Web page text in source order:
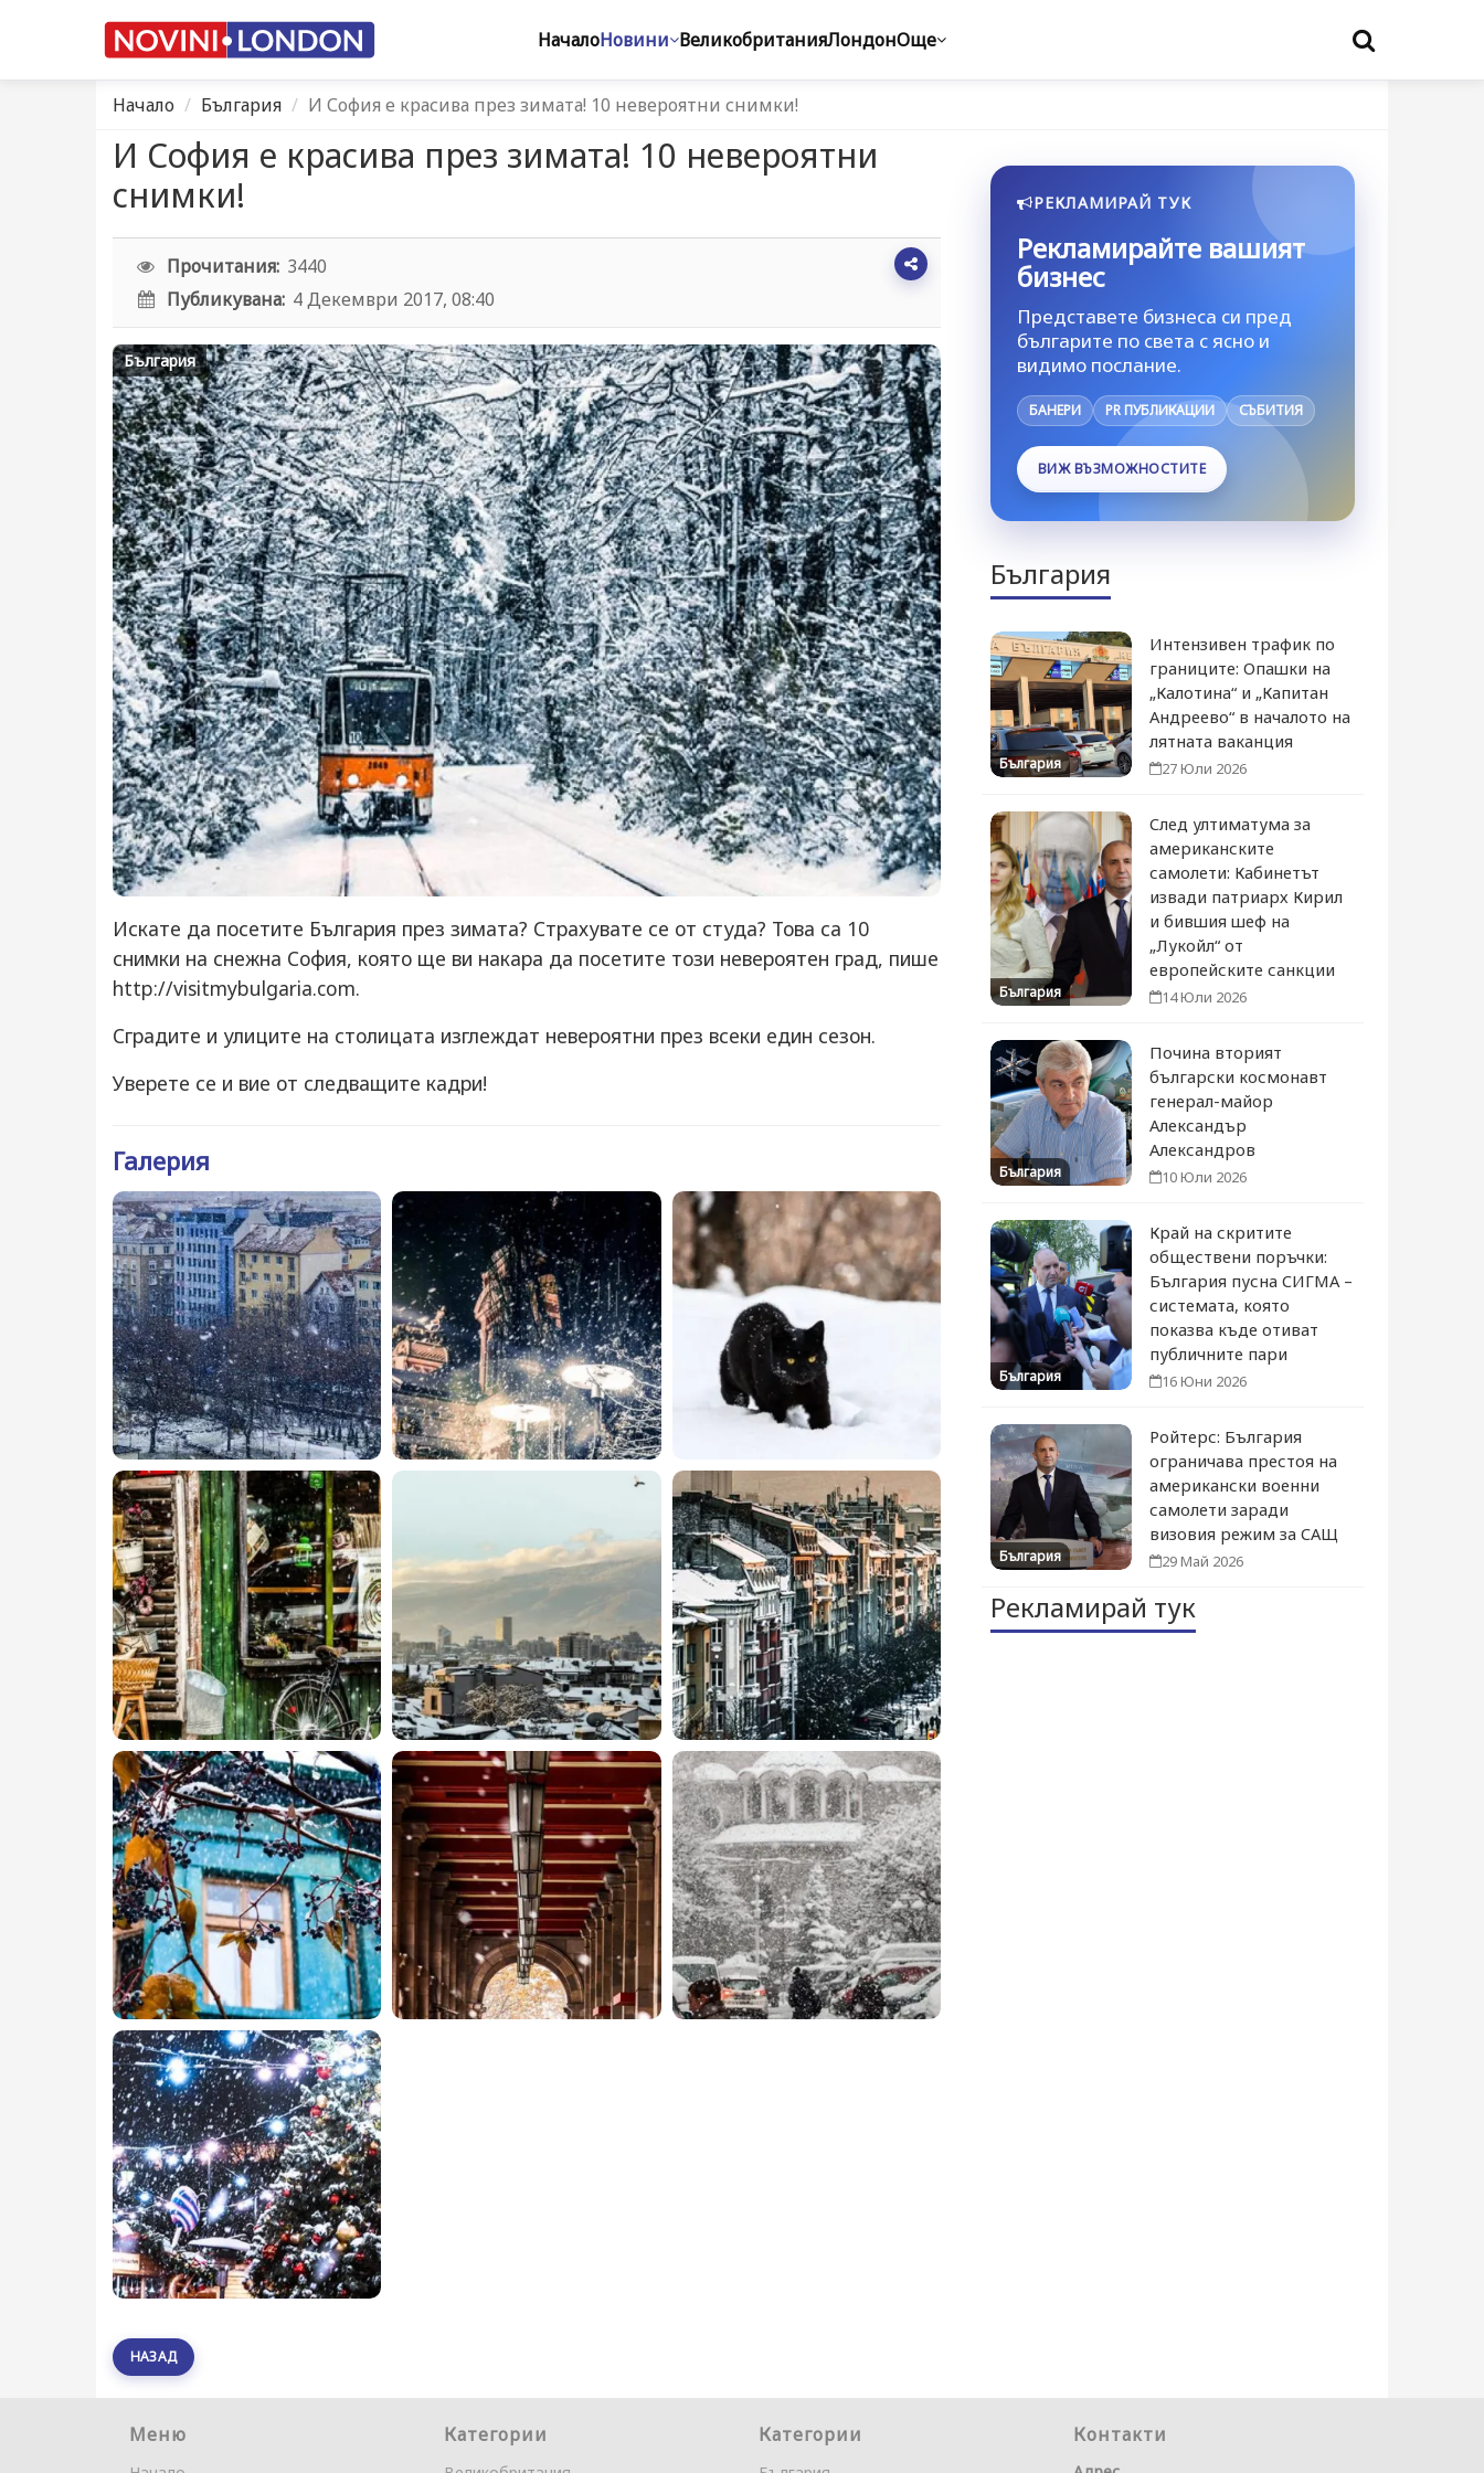
НачалоНовини ВеликобританияЛондонОще
Начало България И София е красива през зимата! 10 невероятни снимки!
И София е красива през зимата! 10 невероятни
снимки!
Прочитания: 3440
Публикувана: 4 Декември 2017, 08:40
България
Искате да посетите България през зимата? Страхувате се от студа? Това са 10
снимки на снежна София, която ще ви накара да посетите този невероятен град, пише
http://visitmybulgaria.com.
Сградите и улиците на столицата изглеждат невероятни през всеки един сезон.
Уверете се и вие от следващите кадри!
Галерия
НАЗАД
РЕКЛАМИРАЙ ТУК
Рекламирайте вашият
бизнес
Представете бизнеса си пред
българите по света с ясно и
видимо послание.
БАНЕРИ PR ПУБЛИКАЦИИ СЪБИТИЯ
ВИЖ ВЪЗМОЖНОСТИТЕ
България
България
Интензивен трафик по
границите: Опашки на
„Калотина“ и „Капитан
Андреево“ в началото на
лятната ваканция
27 Юли 2026
България
След ултиматума за
американските
самолети: Кабинетът
извади патриарх Кирил
и бившия шеф на
„Лукойл“ от
европейските санкции
14 Юли 2026
България
Почина вторият
български космонавт
генерал-майор
Александър
Александров
10 Юли 2026
България
Край на скритите
обществени поръчки:
България пусна СИГМА –
системата, която
показва къде отиват
публичните пари
16 Юни 2026
България
Ройтерс: България
ограничава престоя на
американски военни
самолети заради
визовия режим за САЩ
29 Май 2026
Рекламирай тук
Меню Категории Категории Контакти